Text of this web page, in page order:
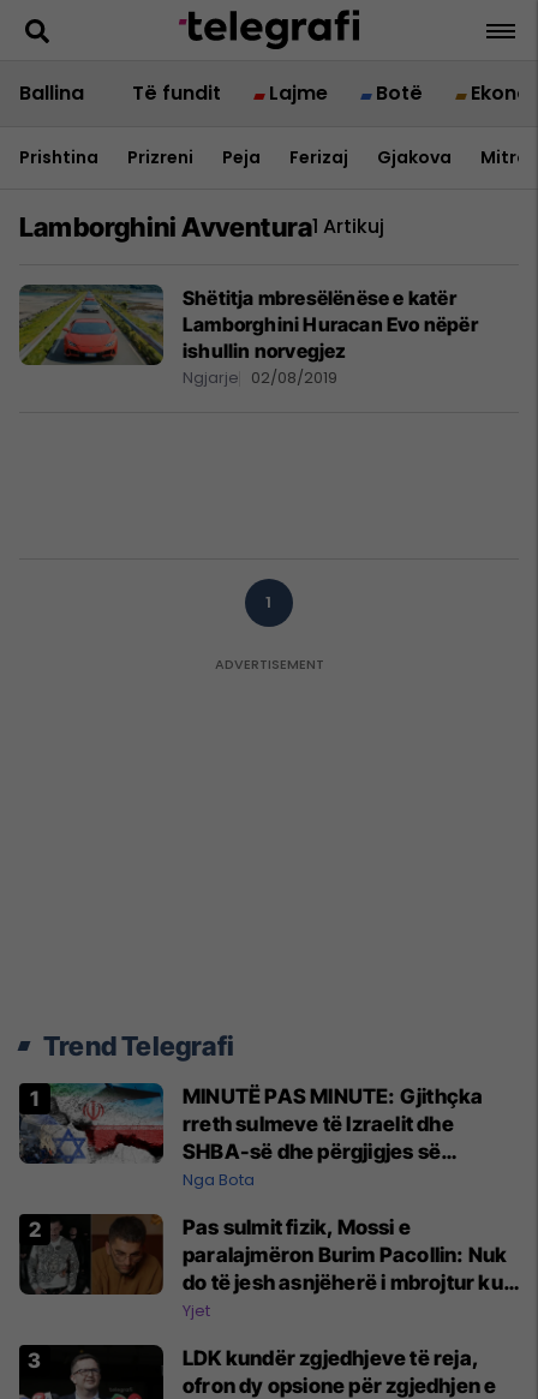
Ballina Të fundit Lajme Botë
Prishtina Prizreni Peja Ferizaj Gjakova
Lamborghini Avventura1 Artikuj
Shëtitja mbresëlënëse e katër
Lamborghini Huracan Evo nëpër
ishullin norvegjez
Ngjarje 02/08/2019
1
Trend Telegrafi
MINUTË PAS MINUTE: Gjithçka
rreth sulmeve të Izraelit dhe
SHBA-së dhe përgjigjes së
Teheranit
Nga Bota
Pas sulmit fizik, Mossi e
paralajmëron Burim Pacollin: Nuk
do të jesh asnjëherë i mbrojtur kur
flet keq për punën e tjetrit
Yjet
LDK kundër zgjedhjeve të reja,
ofron dy opsione për zgjedhjen e